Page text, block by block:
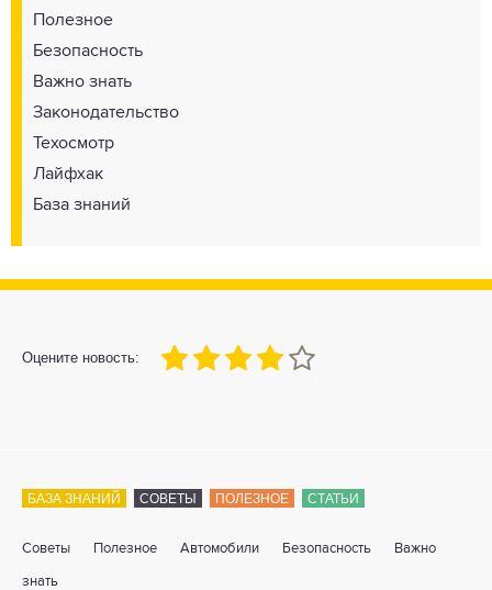
Полезное
Безопасность
Важно знать
Законодательство
Техосмотр
Лайфхак
База знаний
Оцените новость:
80
1 3 4 5
БАЗА ЗНАНИЙ СОВЕТЫ ПОЛЕЗНОЕ СТАТЬИ
Советы Полезное Автомобили Безопасность Важно
знать